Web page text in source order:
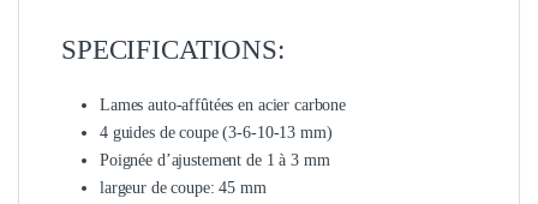
SPECIFICATIONS:
Lames auto-affûtées en acier carbone
4 guides de coupe (3-6-10-13 mm)
Poignée d’ajustement de 1 à 3 mm
largeur de coupe: 45 mm